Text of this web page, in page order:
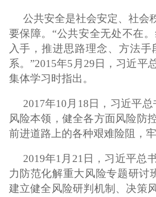
公共安全是社会安定、社会
要保障。“公共安全无处不在
入手，推进思路理念、方法
系。”2015年5月29日，习近
集体学习时指出。
2017年10月18日，习近平
风险本领，健全各方面风险防
前进道路上的各种艰难险阻，
2019年1月21日，习近平总
力防范化解重大风险专题研讨
建立健全风险研判机制、决策